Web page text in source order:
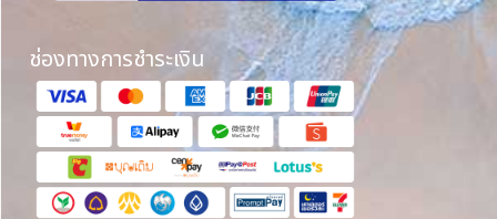
ช่องทางการชำระเงิน